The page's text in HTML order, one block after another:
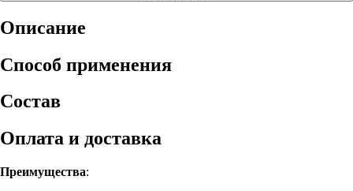
Описание
Способ применения
Состав
Оплата и доставка
Преимущества: